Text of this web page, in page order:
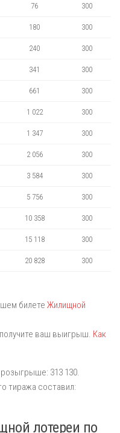
76 300
180 300
240 300
341 300
661 300
1 022 300
1 347 300
2 056 300
3 584 300
5 756 300
10 358 300
15 118 300
20 828 300
билете Жилищной
ваш выигрыш. Как
313 130.
тиража составил:
лотереи по